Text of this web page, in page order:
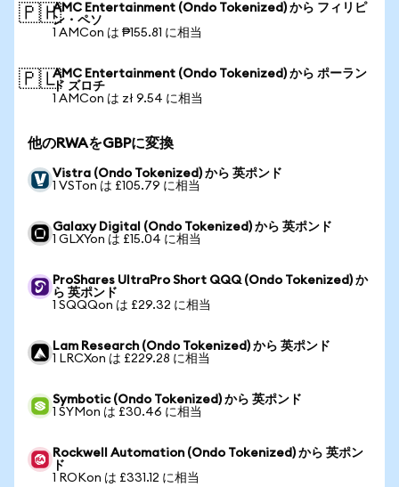
🇵🇭AMC Entertainment (Ondo Tokenized) から フィリピ
ン・ペソ
1 AMCon は ₱155.81 に相当
🇵🇱AMC Entertainment (Ondo Tokenized) から ポーラン
ド ズロチ
1 AMCon は zł 9.54 に相当
他のRWAをGBPに変換
Vistra (Ondo Tokenized) から 英ポンド
1 VSTon は £105.79 に相当
Galaxy Digital (Ondo Tokenized) から 英ポンド
1 GLXYon は £15.04 に相当
ProShares UltraPro Short QQQ (Ondo Tokenized) か
ら 英ポンド
1 SQQQon は £29.32 に相当
Lam Research (Ondo Tokenized) から 英ポンド
1 LRCXon は £229.28 に相当
Symbotic (Ondo Tokenized) から 英ポンド
1 SYMon は £30.46 に相当
Rockwell Automation (Ondo Tokenized) から 英ポン
ド
1 ROKon は £331.12 に相当